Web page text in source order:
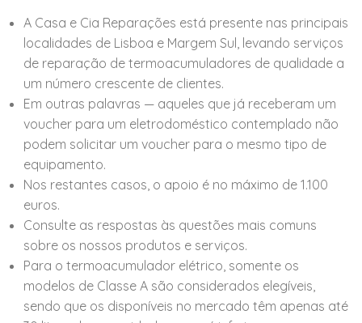
A Casa e Cia Reparações está presente nas principais
localidades de Lisboa e Margem Sul, levando serviços
de reparação de termoacumuladores de qualidade a
um número crescente de clientes.
Em outras palavras — aqueles que já receberam um
voucher para um eletrodoméstico contemplado não
podem solicitar um voucher para o mesmo tipo de
equipamento.
Nos restantes casos, o apoio é no máximo de 1.100
euros.
Consulte as respostas às questões mais comuns
sobre os nossos produtos e serviços.
Para o termoacumulador elétrico, somente os
modelos de Classe A são considerados elegíveis,
sendo que os disponíveis no mercado têm apenas até